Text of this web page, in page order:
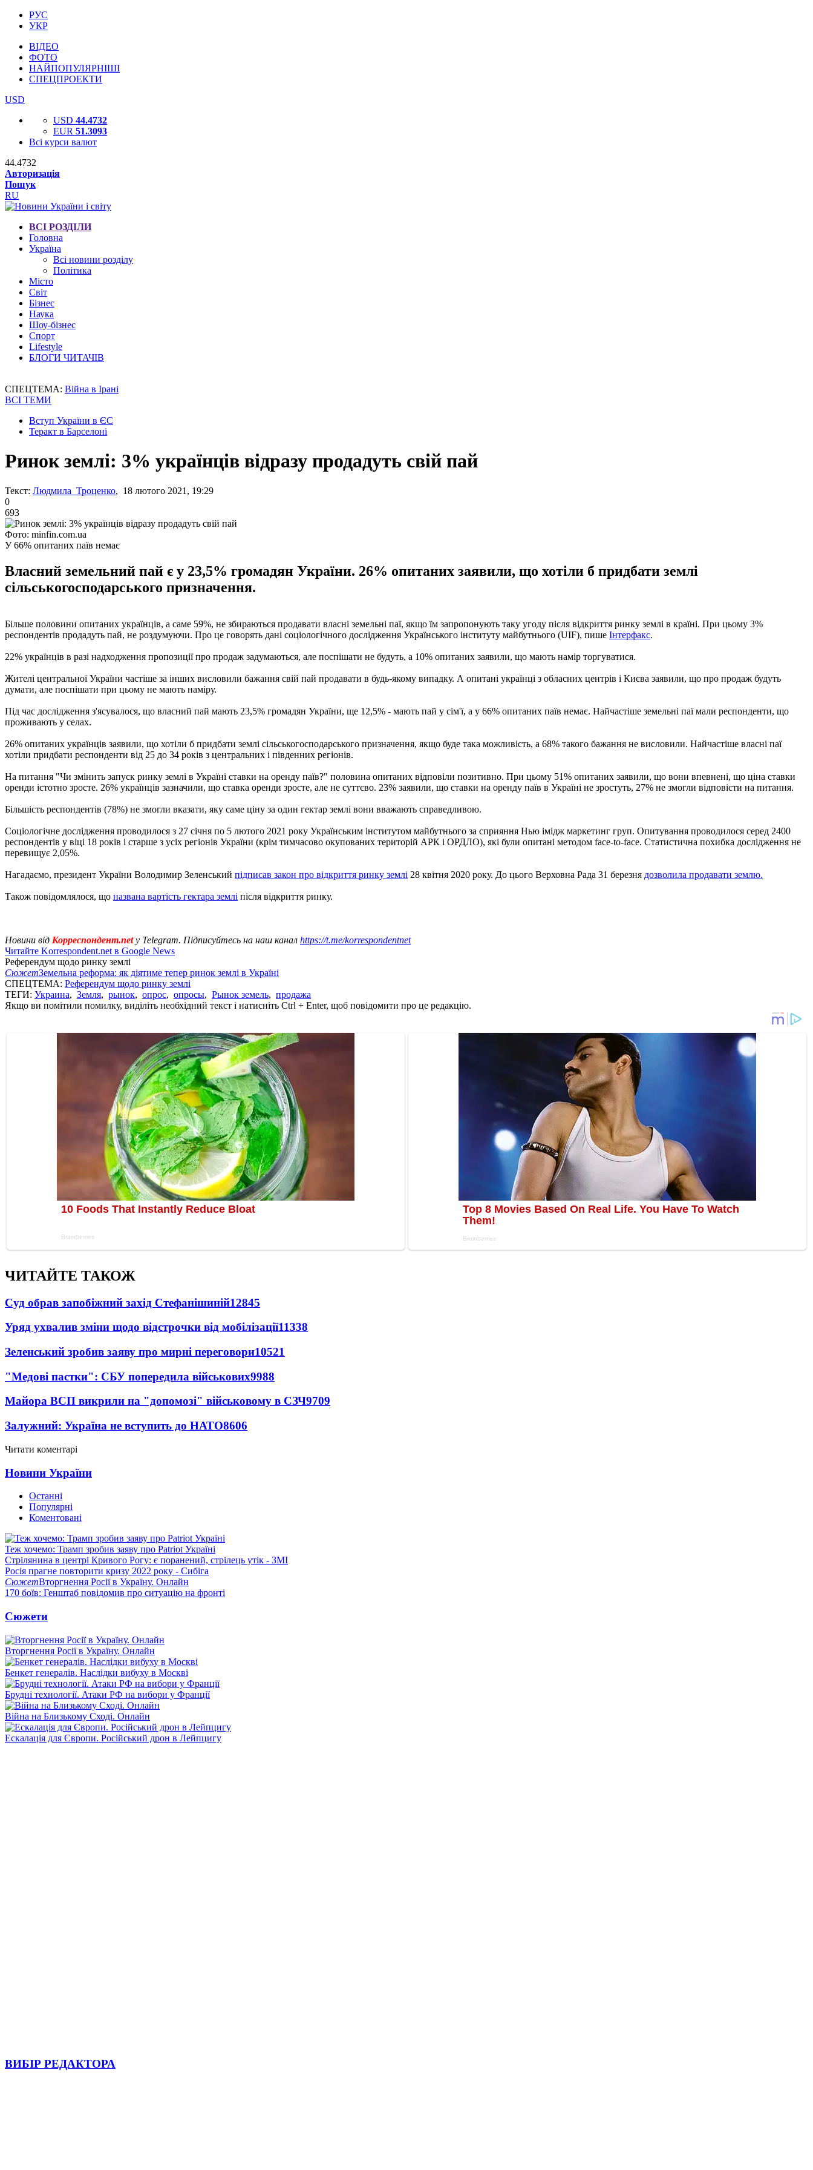
РУС
УКР
ВІДЕО
ФОТО
НАЙПОПУЛЯРНІШІ
СПЕЦПРОЕКТИ
USD
USD 44.4732
EUR 51.3093
Всі курси валют
44.4732
Авторизація
Пошук
RU
ВСІ РОЗДІЛИ
Головна
Україна
Всі новини розділу
Політика
Місто
Світ
Бізнес
Наука
Шоу-бізнес
Спорт
Lifestyle
БЛОГИ ЧИТАЧІВ
СПЕЦТЕМА: Війна в Ірані
ВСІ ТЕМИ
Вступ України в ЄС
Теракт в Барселоні
Ринок землі: 3% українців відразу продадуть свій пай
Текст: Людмила Троценко, 18 лютого 2021, 19:29
0
693
Фото: minfin.com.ua
У 66% опитаних паїв немає
Власний земельний пай є у 23,5% громадян України. 26% опитаних заявили, що хотіли б придбати землі
сільськогосподарського призначення.
Більше половини опитаних українців, а саме 59%, не збираються продавати власні земельні паї, якщо їм запропонують таку угоду після відкриття ринку землі в країні. При цьому 3%
респондентів продадуть пай, не роздумуючи. Про це говорять дані соціологічного дослідження Українського інституту майбутнього (UIF), пише Інтерфакс.
22% українців в разі надходження пропозиції про продаж задумаються, але поспішати не будуть, а 10% опитаних заявили, що мають намір торгуватися.
Жителі центральної України частіше за інших висловили бажання свій пай продавати в будь-якому випадку. А опитані українці з обласних центрів і Києва заявили, що про продаж будуть
думати, але поспішати при цьому не мають наміру.
Під час дослідження з'ясувалося, що власний пай мають 23,5% громадян України, ще 12,5% - мають пай у сім'ї, а у 66% опитаних паїв немає. Найчастіше земельні паї мали респонденти, що
проживають у селах.
26% опитаних українців заявили, що хотіли б придбати землі сільськогосподарського призначення, якщо буде така можливість, а 68% такого бажання не висловили. Найчастіше власні паї
хотіли придбати респонденти від 25 до 34 років з центральних і південних регіонів.
На питання "Чи змінить запуск ринку землі в Україні ставки на оренду паїв?" половина опитаних відповіли позитивно. При цьому 51% опитаних заявили, що вони впевнені, що ціна ставки
оренди істотно зросте. 26% українців зазначили, що ставка оренди зросте, але не суттєво. 23% заявили, що ставки на оренду паїв в Україні не зростуть, 27% не змогли відповісти на питання.
Більшість респондентів (78%) не змогли вказати, яку саме ціну за один гектар землі вони вважають справедливою.
Соціологічне дослідження проводилося з 27 січня по 5 лютого 2021 року Українським інститутом майбутнього за сприяння Нью імідж маркетинг груп. Опитування проводилося серед 2400
респондентів у віці 18 років і старше з усіх регіонів України (крім тимчасово окупованих територій АРК і ОРДЛО), які були опитані методом face-to-face. Статистична похибка дослідження не
перевищує 2,05%.
Нагадаємо, президент України Володимир Зеленський підписав закон про відкриття ринку землі 28 квітня 2020 року. До цього Верховна Рада 31 березня дозволила продавати землю.
Також повідомлялося, що названа вартість гектара землі після відкриття ринку.
Новини від Корреспондент.netу Telegram. Підписуйтесь на наш канал https://t.me/korrespondentnet
Читайте Korrespondent.net в Google News
Референдум щодо ринку землі
СюжетЗемельна реформа: як діятиме тепер ринок землі в Україні
СПЕЦТЕМА: Референдум щодо ринку землі
ТЕГИ: Украина, Земля, рынок, опрос, опросы, Рынок земель, продажа
Якщо ви помітили помилку, виділіть необхідний текст і натисніть Ctrl + Enter, щоб повідомити про це редакцію.
ЧИТАЙТЕ ТАКОЖ
Суд обрав запобіжний захід Стефанішиній12845
Уряд ухвалив зміни щодо відстрочки від мобілізації11338
Зеленський зробив заяву про мирні переговори10521
"Медові пастки": СБУ попередила військових9988
Майора ВСП викрили на "допомозі" військовому в СЗЧ9709
Залужний: Україна не вступить до НАТО8606
Читати коментарі
Новини України
Останні
Популярні
Коментовані
Теж хочемо: Трамп зробив заяву про Patriot Україні
Стрілянина в центрі Кривого Рогу: є поранений, стрілець утік - ЗМІ
Росія прагне повторити кризу 2022 року - Сибіга
СюжетВторгнення Росії в Україну. Онлайн
170 боїв: Генштаб повідомив про ситуацію на фронті
Сюжети
Вторгнення Росії в Україну. Онлайн
Бенкет генералів. Наслідки вибуху в Москві
Брудні технології. Атаки РФ на вибори у Франції
Війна на Близькому Сході. Онлайн
Ескалація для Європи. Російський дрон в Лейпцигу
ВИБІР РЕДАКТОРА